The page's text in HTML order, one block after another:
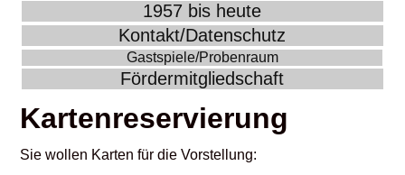
1957 bis heute
Kontakt/Datenschutz
Gastspiele/Probenraum
Fördermitgliedschaft
Kartenreservierung
Sie wollen Karten für die Vorstellung: